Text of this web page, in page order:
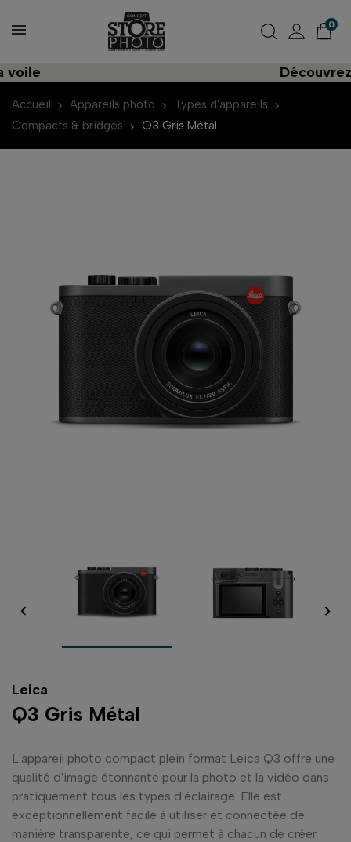
0
Découvrez une
Accueil Appareils photo
Types d'appareils
Compacts & bridges
Q3 Gris Métal
 
Leica
Q3 Gris Métal
L'appareil photo compact plein format Leica Q3 offre une
qualité d'image étonnante pour la photo et la vidéo dans
pratiquement tous les types d'éclairage. Elle est
exceptionnellement facile à utiliser et connectée de
manière transparente, ce qui permet à chacun de créer